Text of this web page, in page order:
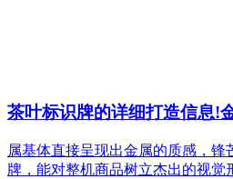
茶叶标识牌的详细打造信息!
属基体直接呈现出金属的质感，
牌，能对整机商品树立杰出的视觉